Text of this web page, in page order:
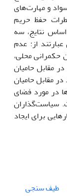
و مهارت‌های
حفظ حریم
نتایج، سه
از: عدم
حکمرانی محلی،
مقابل حامیان
در مقابل حامیان
در مورد فضای
سیاست‌گذاران
برای ایجاد
طیف­ سنجی